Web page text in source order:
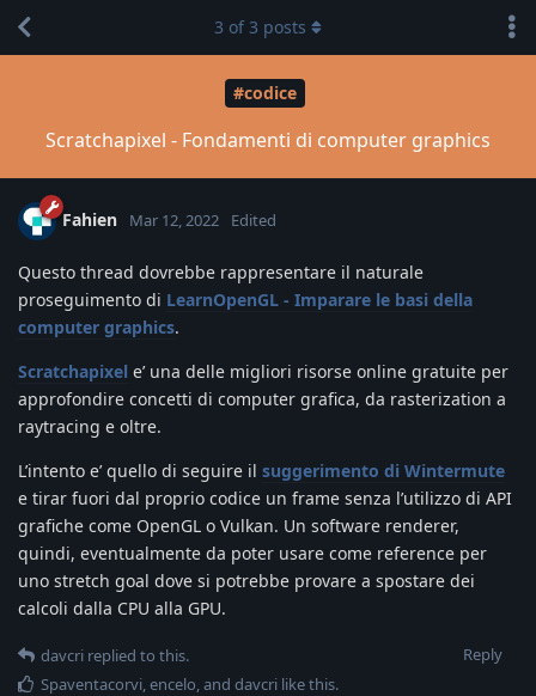
#codice
Scratchapixel - Fondamenti di computer graphics
3 of3 posts
Fahien Mar 12, 2022 Edited
Questo thread dovrebbe rappresentare il naturale
proseguimento di LearnOpenGL - Imparare le basi della
computer graphics.
Scratchapixel e’ una delle migliori risorse online gratuite per
approfondire concetti di computer grafica, da rasterization a
raytracing e oltre.
L’intento e’ quello di seguire il suggerimento di Wintermute
e tirar fuori dal proprio codice un frame senza l’utilizzo di API
grafiche come OpenGL o Vulkan. Un software renderer,
quindi, eventualmente da poter usare come reference per
uno stretch goal dove si potrebbe provare a spostare dei
calcoli dalla CPU alla GPU.
Reply
davcri replied to this.
Spaventacorvi,encelo, and davcri like this.